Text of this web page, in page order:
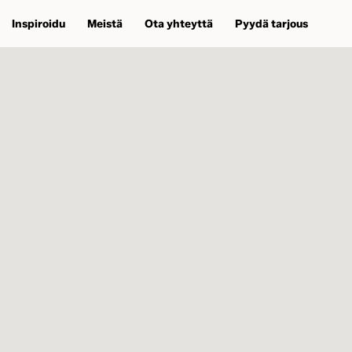
Inspiroidu Meistä Ota yhteyttä Pyydä tarjous